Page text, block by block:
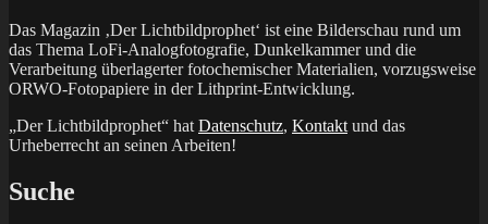
Das Magazin ‚Der Lichtbildprophet‘ ist eine Bilderschau rund um
das Thema LoFi-Analogfotografie, Dunkelkammer und die
Verarbeitung überlagerter fotochemischer Materialien, vorzugsweise
ORWO-Fotopapiere in der Lithprint-Entwicklung.
„Der Lichtbildprophet“ hat Datenschutz, Kontakt und das
Urheberrecht an seinen Arbeiten!
Suche